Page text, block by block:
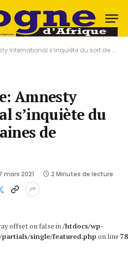
s’inquiète du sort de centaines de prisonniers
Amnesty
s’inquiète du
de
mars 2021 2 Minutes de lecture
offset on false in/htdocs/wp-
single/featured.php on line 78